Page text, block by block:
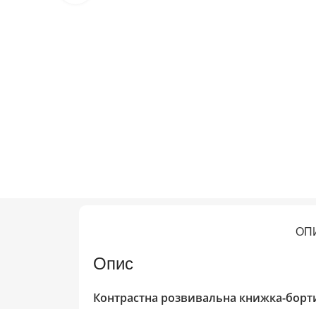
Опис
Контрастна розвивальна книжка-